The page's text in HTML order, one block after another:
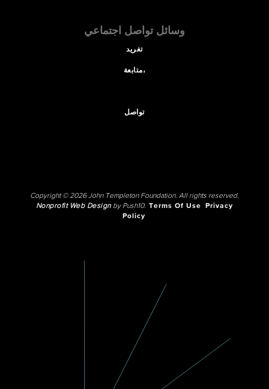
وسائل تواصل اجتماعي
تغريد
متابعة،
تواصل
Copyright © 2026 John Templeton Foundation. All rights reserved.
Nonprofit Web Designby Push10. Terms Of Use
Privacy
Policy